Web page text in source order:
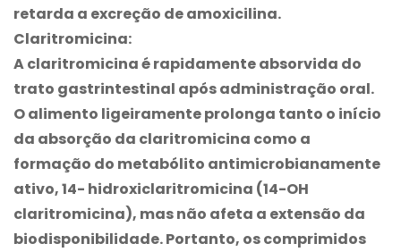
retarda a excreção de amoxicilina.
Claritromicina:
A claritromicina é rapidamente absorvida do
trato gastrintestinal após administração oral.
O alimento ligeiramente prolonga tanto o início
da absorção da claritromicina como a
formação do metabólito antimicrobianamente
ativo, 14- hidroxiclaritromicina (14-OH
claritromicina), mas não afeta a extensão da
biodisponibilidade. Portanto, os comprimidos